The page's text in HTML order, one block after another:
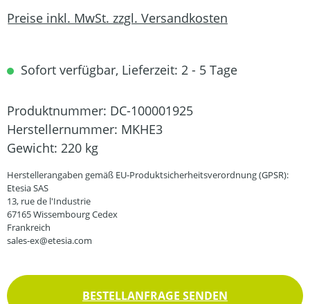
Preise inkl. MwSt. zzgl. Versandkosten
Sofort verfügbar, Lieferzeit: 2 - 5 Tage
Produktnummer: DC-100001925
Herstellernummer: MKHE3
Gewicht: 220 kg
Herstellerangaben gemäß EU-Produktsicherheitsverordnung (GPSR):
Etesia SAS
13, rue de l'Industrie
67165 Wissembourg Cedex
Frankreich
sales-ex@etesia.com
BESTELLANFRAGE SENDEN